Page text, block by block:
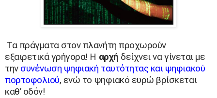
Τα πράγματα στον πλανήτη προχωρούν
εξαιρετικά γρήγορα! Η αρχή δείχνει να γίνεται με
την συνένωση ψηφιακή ταυτότητας και ψηφιακού
πορτοφολιού, ενώ το ψηφιακό ευρώ βρίσκεται
καθ’ οδόν!